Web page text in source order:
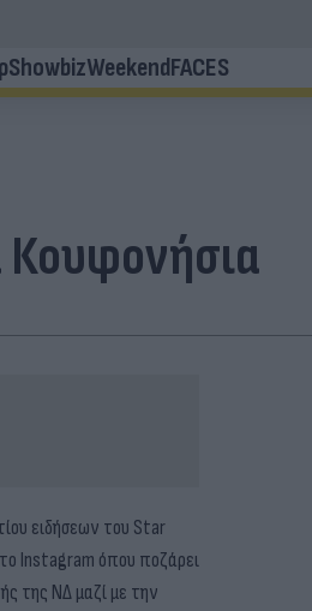
ShowbizWeekendFACES
Κουφονήσια
ειδήσεων του Star
Instagram όπου ποζάρει
της ΝΔ μαζί με την